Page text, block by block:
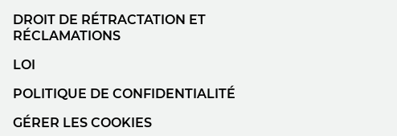
DROIT DE RÉTRACTATION ET
RÉCLAMATIONS
LOI
POLITIQUE DE CONFIDENTIALITÉ
GÉRER LES COOKIES